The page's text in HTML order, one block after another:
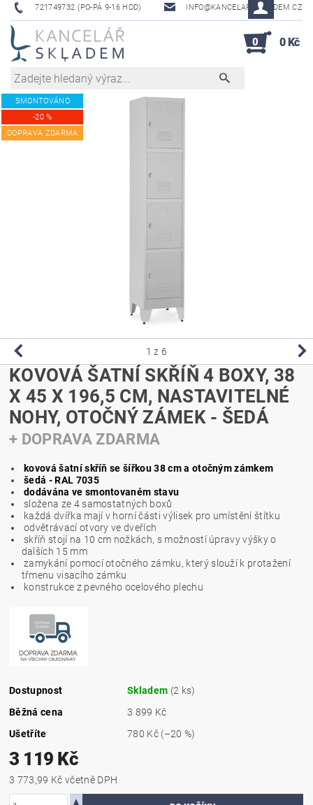
721749732 (PO-PÁ 9-16 HOD) INFO@KANCELAR-SKLADEM.CZ
0 0 Kč
SMONTOVÁNO
-20 %
DOPRAVA ZDARMA
1 z 6
KOVOVÁ ŠATNÍ SKŘÍŇ 4 BOXY, 38
X 45 X 196,5 CM, NASTAVITELNÉ
NOHY, OTOČNÝ ZÁMEK - ŠEDÁ
+ DOPRAVA ZDARMA
kovová šatní skříň se šířkou 38 cm a otočným zámkem
šedá - RAL 7035
dodávána ve smontovaném stavu
složena ze 4 samostatných boxů
každá dvířka mají v horní částivýlisek pro umístění štítku
odvětrávací otvory ve dveřích
skříň stojí na 10 cm nožkách, s možností úpravy výšky o
dalších 15 mm
zamykání pomocí otočného zámku, který slouží k protažení
třmenu visacího zámku
konstrukce z pevného ocelového plechu
Dostupnost Skladem (2 ks)
Běžná cena
3 899 Kč
Ušetříte
780 Kč (–20 %)
3 119 Kč
3 773,99 Kč včetně DPH